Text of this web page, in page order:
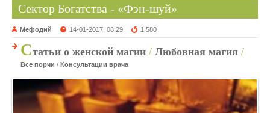
Сектор Богатства - «Фэн-шуй»
Мефодий 14-01-2017, 08:29 1 580
Статьи о женской магии / Любовная магия /
Все порчи / Консультации врача